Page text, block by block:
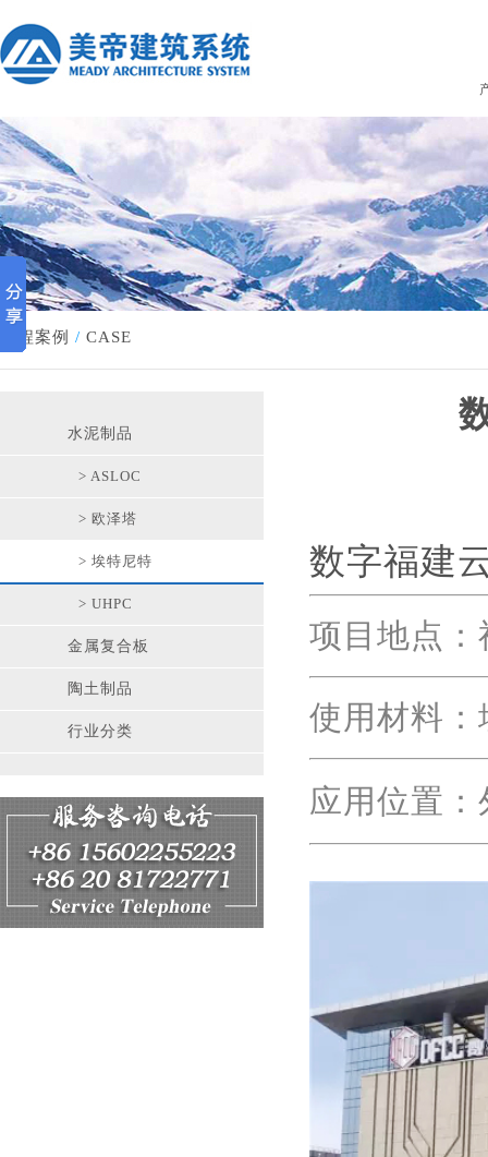
工程案例 / CASE
水泥制品
> ASLOC
> 欧泽塔
> 埃特尼特
> UHPC
金属复合板
陶土制品
行业分类
数字福建
项目地点：
使用材料：
应用位置：